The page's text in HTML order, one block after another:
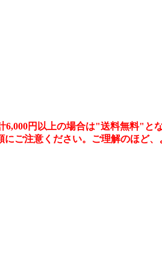
円以上の場合は"送料無料"とな
ご注意ください。ご理解のほど、